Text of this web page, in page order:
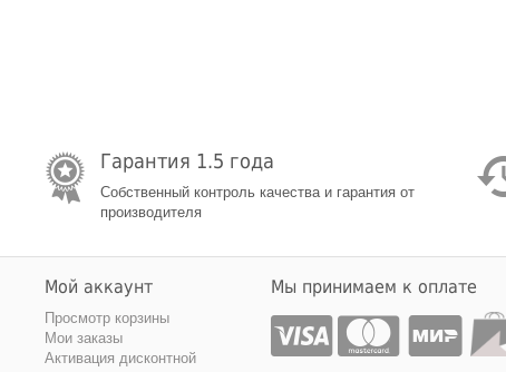
Гарантия 1.5 года
Собственный контроль качества и гарантия от
производителя
Мой аккаунт
Просмотр корзины
Мои заказы
Активация дисконтной
Мы принимаем к оплате